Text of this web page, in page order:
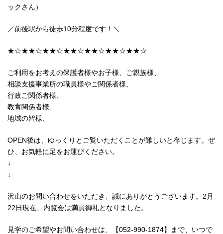
ックさん）
／前後駅から徒歩10分程度です！＼
★☆★★☆★★☆★★☆★★☆★★☆★★☆
ご利用をお考えの保護者様やお子様、ご親族様、
相談支援事業所の職員様やご関係者様、
行政ご関係者様、
教育関係者様、
地域の皆様、
OPEN後は、ゆっくりとご覧いただくことが難しいと存じます。ぜ
ひ、お気軽に足をお運びください。
↓
↓
沢山のお問い合わせをいただき、誠にありがとうございます。2月
22日現在、内覧会は満員御礼となりました。
見学のご希望やお問い合わせは、【052-990-1874】まで、いつで